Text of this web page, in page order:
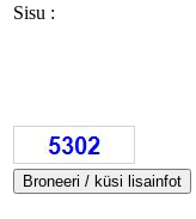
Sisu :